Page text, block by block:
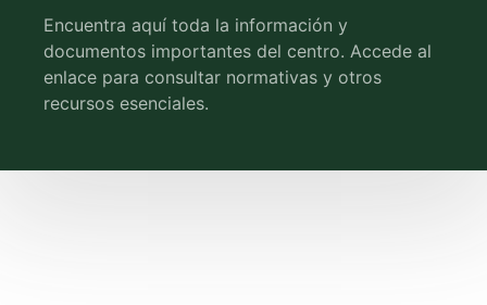
Encuentra aquí toda la información y
documentos importantes del centro. Accede al
enlace para consultar normativas y otros
recursos esenciales.